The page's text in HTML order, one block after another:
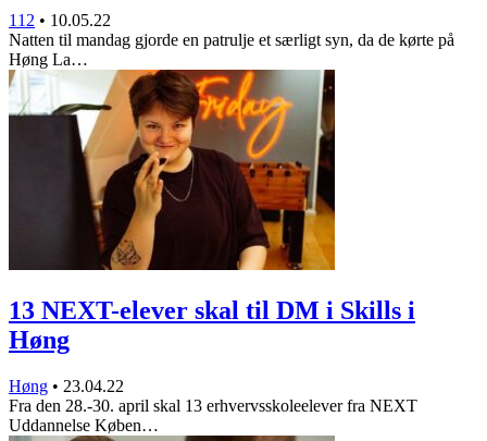
112 • 10.05.22
Natten til mandag gjorde en patrulje et særligt syn, da de kørte på
Høng La…
13 NEXT-elever skal til DM i Skills i
Høng
Høng • 23.04.22
Fra den 28.-30. april skal 13 erhvervsskoleelever fra NEXT
Uddannelse Køben…